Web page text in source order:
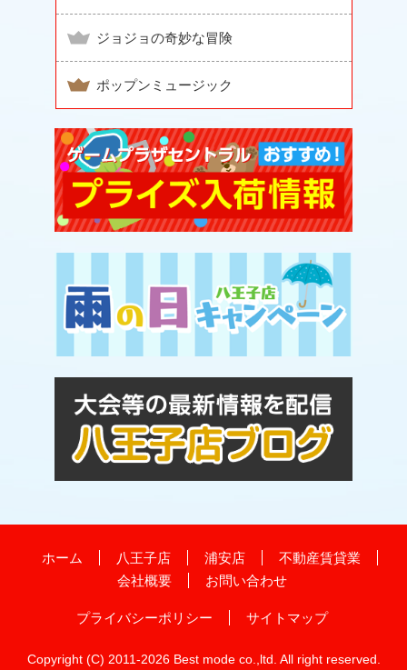
ジョジョの奇妙な冒険
ポップンミュージック
ホーム 八王子店 浦安店
不動産賃貸業
会社概要
お問い合わせ
プライバシーポリシー サイトマップ
Copyright (C) 2011-2026 Best mode co.,ltd. All right reserved.